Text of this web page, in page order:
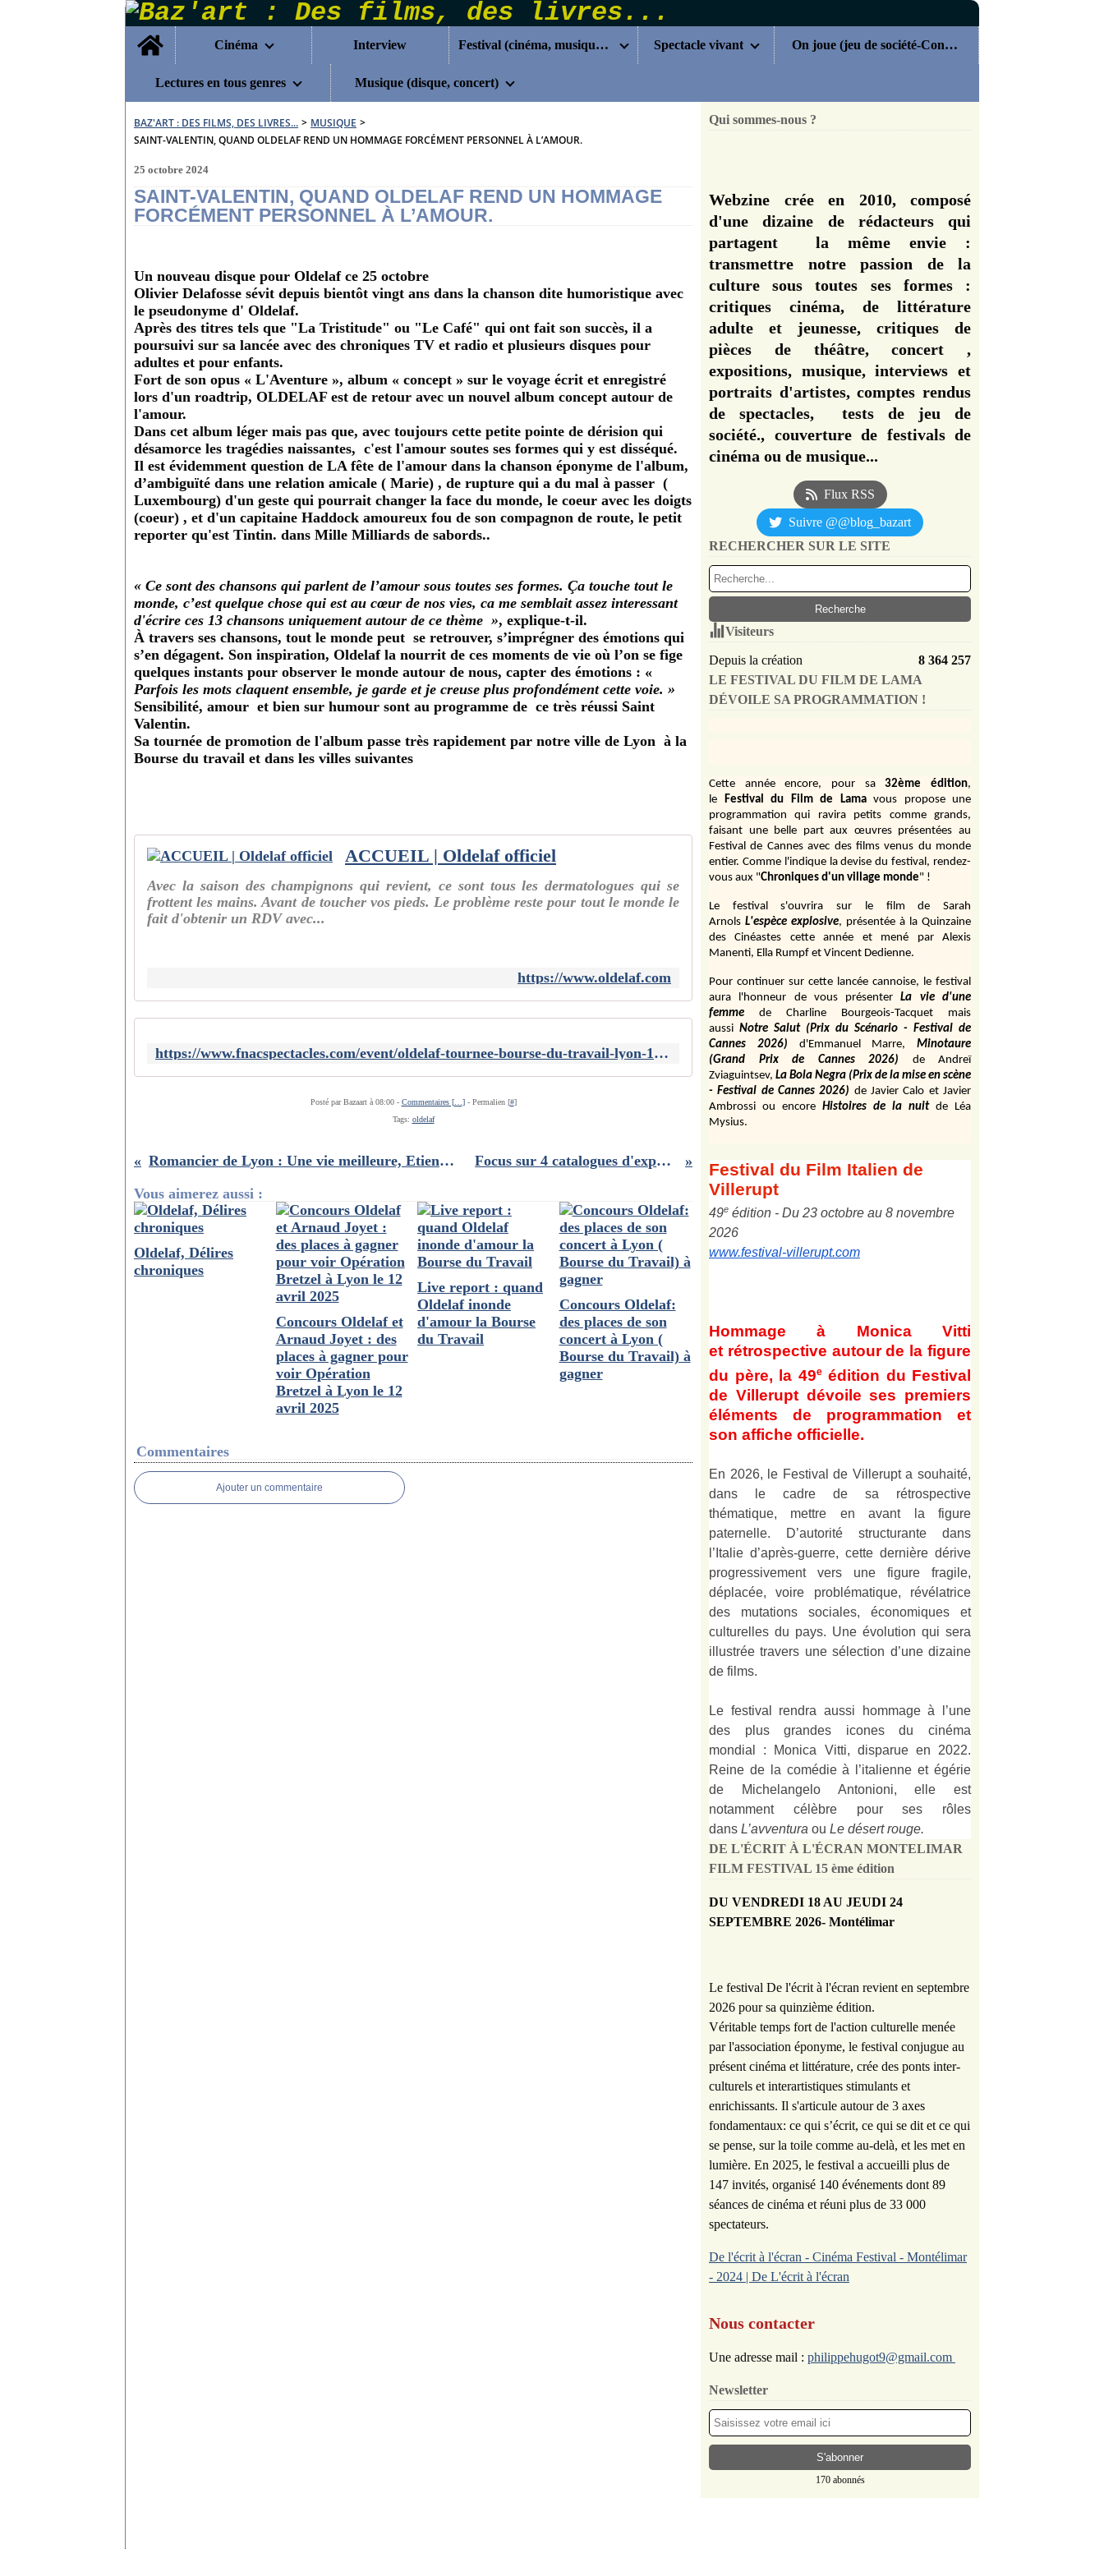
Home
Cinéma
Interview Festival (cinéma, musique...) Spectacle vivant On joue (jeu de société-Concours)
Lectures en tous genres Musique (disque, concert)
BAZ'ART : DES FILMS, DES LIVRES... > MUSIQUE >
SAINT-VALENTIN, QUAND OLDELAF REND UN HOMMAGE FORCÉMENT PERSONNEL À L’AMOUR.
25 octobre 2024
SAINT-VALENTIN, QUAND OLDELAF REND UN HOMMAGE
FORCÉMENT PERSONNEL À L’AMOUR.
Un nouveau disque pour Oldelaf ce 25 octobre
Olivier Delafosse sévit depuis bientôt vingt ans dans la chanson dite humoristique avec
le pseudonyme d' Oldelaf.
Après des titres tels que "La Tristitude" ou "Le Café" qui ont fait son succès, il a
poursuivi sur sa lancée avec des chroniques TV et radio et plusieurs disques pour
adultes et pour enfants.
Fort de son opus « L'Aventure », album « concept » sur le voyage écrit et enregistré
lors d'un roadtrip, OLDELAF est de retour avec un nouvel album concept autour de
l'amour.
Dans cet album léger mais pas que, avec toujours cette petite pointe de dérision qui
désamorce les tragédies naissantes, c'est l'amour soutes ses formes qui y est disséqué.
Il est évidemment question de LA fête de l'amour dans la chanson éponyme de l'album,
d’ambiguïté dans une relation amicale ( Marie) , de rupture qui a du mal à passer (
Luxembourg) d'un geste qui pourrait changer la face du monde, le coeur avec les doigts
(coeur) , et d'un capitaine Haddock amoureux fou de son compagnon de route, le petit
reporter qu'est Tintin. dans Mille Milliards de sabords..
« Ce sont des chansons qui parlent de l’amour sous toutes ses formes. Ça touche tout le
monde, c’est quelque chose qui est au cœur de nos vies, ca me semblait assez interessant
d'écrire ces 13 chansons uniquement autour de ce thème », explique-t-il.
À travers ses chansons, tout le monde peut se retrouver, s’imprégner des émotions qui
s’en dégagent. Son inspiration, Oldelaf la nourrit de ces moments de vie où l’on se fige
quelques instants pour observer le monde autour de nous, capter des émotions : «
Parfois les mots claquent ensemble, je garde et je creuse plus profondément cette voie. »
Sensibilité, amour et bien sur humour sont au programme de ce très réussi Saint
Valentin.
Sa tournée de promotion de l'album passe très rapidement par notre ville de Lyon à la
Bourse du travail et dans les villes suivantes
ACCUEIL | Oldelaf officiel
Avec la saison des champignons qui revient, ce sont tous les dermatologues qui se
frottent les mains. Avant de toucher vos pieds. Le problème reste pour tout le monde le
fait d'obtenir un RDV avec...
https://www.oldelaf.com
https://www.fnacspectacles.com/event/oldelaf-tournee-bourse-du-travail-lyon-17281577/?srsltid=AfmBOoqUv_8Er0bgyQUPNbq1IAg_0bYnHPCeOfeM59rfY01ZcWEOUzi2
Posté par Bazaart à 08:00 - Commentaires [… ]- Permalien [#]
Tags: oldelaf
Romancier de Lyon : Une vie meilleure, Etienne Kern
Focus sur 4 catalogues d'exposition
Vous aimerez aussi :
Oldelaf, Délires
chroniques
Concours Oldelaf et
Arnaud Joyet : des
places à gagner pour
voir Opération
Bretzel à Lyon le 12
avril 2025
Live report : quand
Oldelaf inonde
d'amour la Bourse
du Travail
Concours Oldelaf:
des places de son
concert à Lyon (
Bourse du Travail) à
gagner
Commentaires
Ajouter un commentaire
Qui sommes-nous ?
Webzine crée en 2010, composé
d'une dizaine de rédacteurs qui
partagent la même envie :
transmettre notre passion de la
culture sous toutes ses formes :
critiques cinéma, de littérature
adulte et jeunesse, critiques de
pièces de théâtre, concert ,
expositions, musique, interviews et
portraits d'artistes, comptes rendus
de spectacles, tests de jeu de
société., couverture de festivals de
cinéma ou de musique...
Flux RSS
Suivre @@blog_bazart
RECHERCHER SUR LE SITE
Visiteurs
Depuis la création
8 364 257
LE FESTIVAL DU FILM DE LAMA
DÉVOILE SA PROGRAMMATION !
Cette année encore, pour sa 32ème édition,
le Festival du Film de Lama vous propose une
programmation qui ravira petits comme grands,
faisant une belle part aux œuvres présentées au
Festival de Cannes avec des films venus du monde
entier. Comme l'indique la devise du festival, rendez-
vous aux "Chroniques d'un village monde" !
Le festival s'ouvrira sur le film de Sarah
Arnols L'espèce explosive, présentée à la Quinzaine
des Cinéastes cette année et mené par Alexis
Manenti, Ella Rumpf et Vincent Dedienne.
Pour continuer sur cette lancée cannoise, le festival
aura l'honneur de vous présenter
La vie d'une
femme
de Charline Bourgeois-Tacquet
mais
aussi Notre Salut (Prix du Scénario - Festival de
Cannes 2026)
d'Emmanuel Marre,
Minotaure
(Grand Prix de Cannes 2026)
de Andreï
Zviaguintsev, La Bola Negra (Prix de la mise en scène
- Festival de Cannes 2026) de Javier Calo et Javier
Ambrossi ou encore Histoires de la nuit de Léa
Mysius.
Festival du Film Italien de
Villerupt
49e édition - Du 23 octobre au 8 novembre
2026
www.festival-villerupt.com
Hommage à Monica Vitti
et rétrospective autour de la figure
du père, la 49e édition du Festival
de Villerupt dévoile ses premiers
éléments de programmation et
son affiche officielle.
En 2026, le Festival de Villerupt a souhaité,
dans le cadre de sa rétrospective
thématique, mettre en avant la figure
paternelle. D’autorité structurante dans
l’Italie d’après-guerre, cette dernière dérive
progressivement vers une figure fragile,
déplacée, voire problématique, révélatrice
des mutations sociales, économiques et
culturelles du pays. Une évolution qui sera
illustrée travers une sélection d’une dizaine
de films.
Le festival rendra aussi hommage à l’une
des plus grandes icones du cinéma
mondial : Monica Vitti, disparue en 2022.
Reine de la comédie à l’italienne et égérie
de Michelangelo Antonioni, elle est
notamment célèbre pour ses rôles
dans L’avventura ou Le désert rouge.
DE L'ÉCRIT À L'ÉCRAN MONTELIMAR
FILM FESTIVAL 15 ème édition
DU VENDREDI 18 AU JEUDI 24
SEPTEMBRE 2026- Montélimar
Le festival De l'écrit à l'écran revient en septembre
2026 pour sa quinzième édition.
Véritable temps fort de l'action culturelle menée
par l'association éponyme, le festival conjugue au
présent cinéma et littérature, crée des ponts inter-
culturels et interartistiques stimulants et
enrichissants. Il s'articule autour de 3 axes
fondamentaux: ce qui s’écrit, ce qui se dit et ce qui
se pense, sur la toile comme au-delà, et les met en
lumière. En 2025, le festival a accueilli plus de
147 invités, organisé 140 événements dont 89
séances de cinéma et réuni plus de 33 000
spectateurs.
De l'écrit à l'écran - Cinéma Festival - Montélimar
- 2024 | De L'écrit à l'écran
Nous contacter
Une adresse mail : philippehugot9@gmail.com
Newsletter
170 abonnés